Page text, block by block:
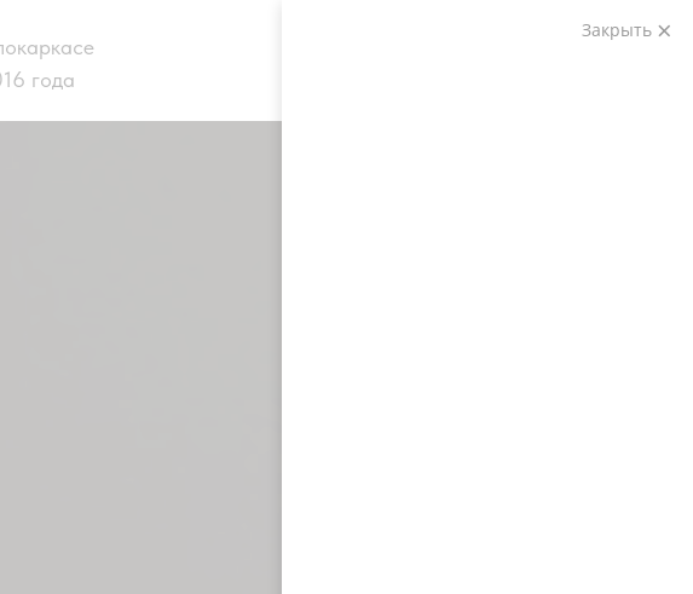
года
Закрыть